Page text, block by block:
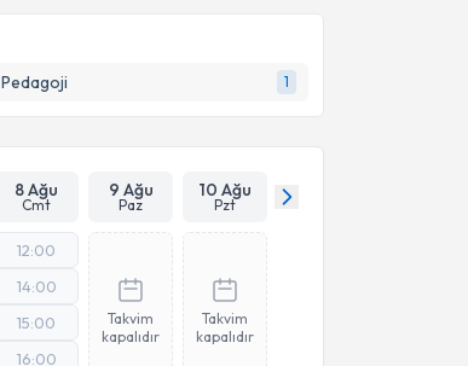
Pedagoji 1
8 Ağu
Cmt
9 Ağu
Paz
10 Ağu
Pzt
12:00
14:00
15:00
16:00
Takvim
kapalıdır
Takvim
kapalıdır